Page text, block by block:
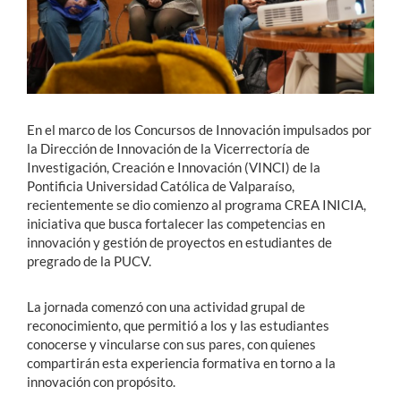
Funcionarios
Alumni
En el marco de los Concursos de Innovación impulsados por
la Dirección de Innovación de la Vicerrectoría de
Investigación, Creación e Innovación (VINCI) de la
Pontificia Universidad Católica de Valparaíso,
recientemente se dio comienzo al programa CREA INICIA,
iniciativa que busca fortalecer las competencias en
innovación y gestión de proyectos en estudiantes de
pregrado de la PUCV.
La jornada comenzó con una actividad grupal de
reconocimiento, que permitió a los y las estudiantes
conocerse y vincularse con sus pares, con quienes
compartirán esta experiencia formativa en torno a la
innovación con propósito.